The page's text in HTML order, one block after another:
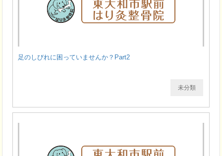
足のしびれに困っていませんか？Part2
未分類